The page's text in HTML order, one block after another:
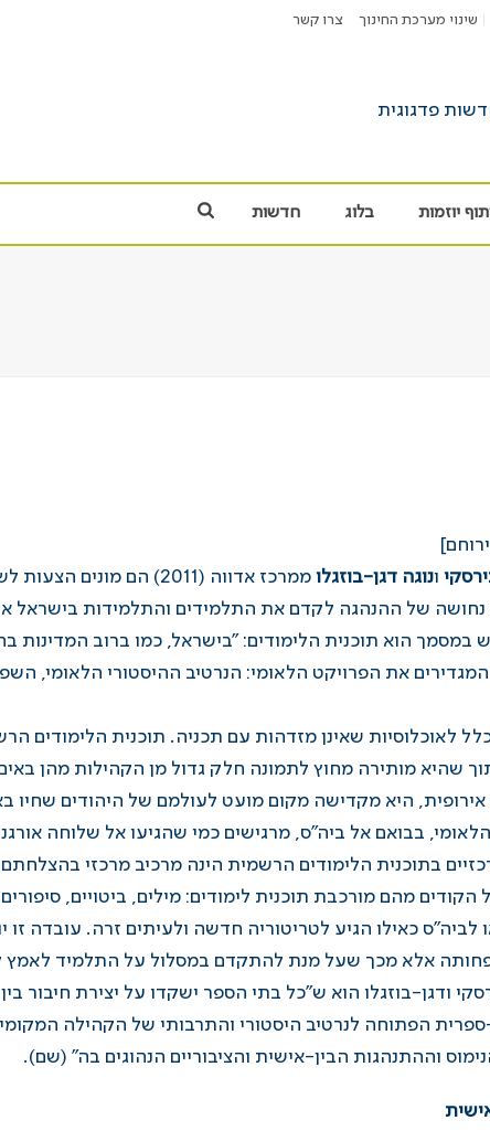
שינוי מערכת החינוך צרו קשר
יוזמות בלוג חדשות
ונוגה דגן-בוזגלו
ממרכז אדווה (2011) הם
של ההנהגה לקדם את התלמידים והתלמידות בישראל
להם ניתן דגש במסמך הוא תוכנית הלימודים: "בישראל, כמו ברוב
את הפרויקט הלאומי: הנרטיב ההיסטורי הלאומי,
לאוכלוסיות שאינן מזדהות עם תכניה. תוכנית הלימודים
שהיא מותירה מחוץ לתמונה חלק גדול מן הקהילות מהן
היא מקדישה מקום מועט לעולמם של היהודים שחיו
בבואם אל ביה"ס, מרגישים כמי שהגיעו אל שלוחה
בתוכנית הלימודים הרשמית הינה מרכיב מרכזי
הקודים מהם מורכבת תוכנית לימודים: מילים, ביטויים,
לביה"ס כאילו הגיע לטריטוריה חדשה ולעיתים זרה. עובדה
פחותה אלא מכך שעל מנת להתקדם במסלול על התלמיד
ודגן-בוזגלו הוא ש"כל בתי הספר ישקדו על יצירת חיבור
הפתוחה לנרטיב היסטורי והתרבותי של הקהילה
וההתנהגות הבין-אישית והציבוריים הנהוגים בה" (שם).